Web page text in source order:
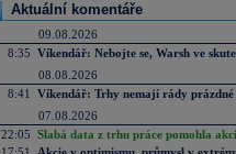
Aktuální komentáře
09.08.2026
8:35 Víkendář: Nebojte se, Warsh ve
08.08.2026
8:41
Víkendář: Trhy nemají rády prázdné
07.08.2026
22:05 Slabá data z trhu práce pomohla